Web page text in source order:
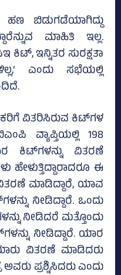
ಹಣ ಬಿಡುಗಡೆಯಾಗಿದ್ದು
ಮಾಹಿತಿ ಇಲ್ಲ.
ಕಿಟ್‌, ಇನ್ನಿತರ ಸುರಕ್ಷತಾ
ಎಂದು ಸಭೆಯಲ್ಲಿ
ವಿತರಿಸಿರುವ ಕಿಟ್‌ಗಳ
ವ್ಯಾಪ್ತಿಯಲ್ಲಿ 198
ಕಿಟ್‌ಗಳನ್ನು ವಿತರಣೆ
ಹೇಳುತ್ತಿದ್ದಾರಾದರೂ ಈ
ಮಾಡಿದ್ದಾರೆ, ಯಾವ
ನೀಡಿದ್ದಾರೆ. ಒಂದು
ನೀಡಿದರೆ ಮತ್ತೊಂದು
ನೀಡಿದ್ದಾರೆ. ಯಾರ
ಯಾರು ವಿತರಣೆ ಮಾಡಿದರು
ಪ್ರಶ್ನಿಸಿದರು ಎಂದು